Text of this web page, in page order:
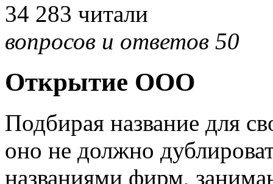
34 283 читали
вопросов и ответов 50
Открытие ООО
Подбирая название для
оно не должно
названиями фирм,